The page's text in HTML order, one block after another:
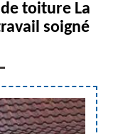
toiture La
soigné